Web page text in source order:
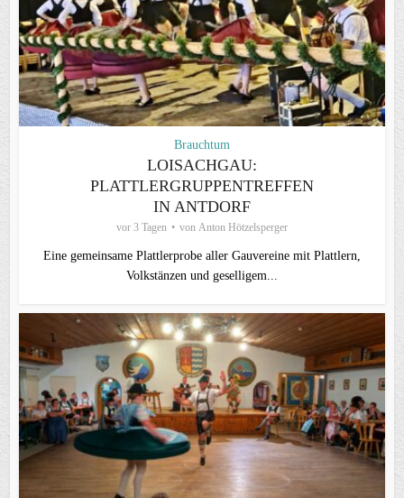
Brauchtum
LOISACHGAU:
PLATTLERGRUPPENTREFFEN
IN ANTDORF
vor 3 Tagen von Anton Hötzelsperger
Eine gemeinsame Plattlerprobe aller Gauvereine mit Plattlern,
Volkstänzen und geselligem...